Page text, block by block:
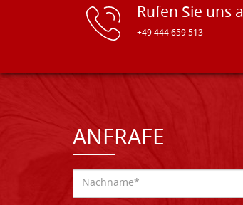
Rufen Sie uns
+49 444 659 513
ANFRAFE